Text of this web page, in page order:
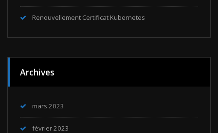
Renouvellement Certificat Kubernetes
Archives
mars 2023
février 2023